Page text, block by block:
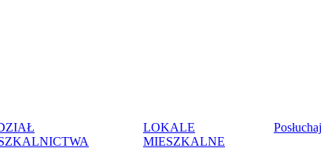
Posłuchaj
LOKALE
MIESZKALNE